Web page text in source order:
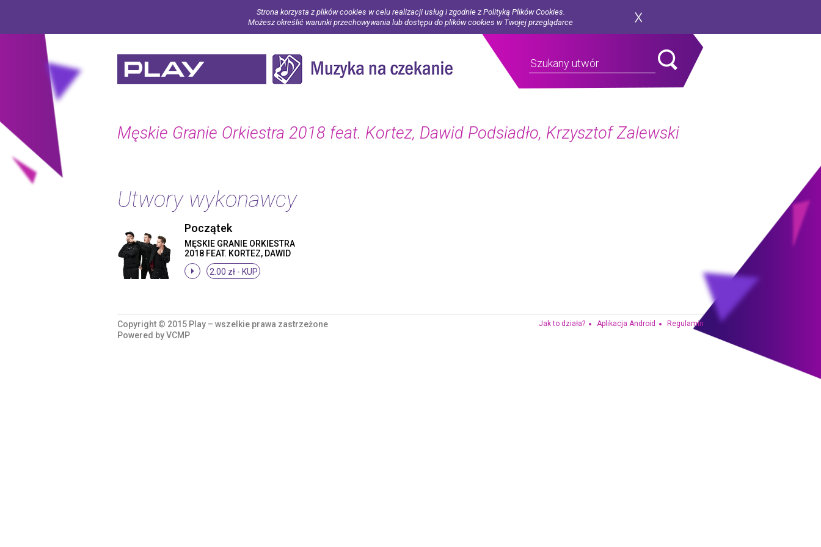
Strona korzysta z plików cookies w celu realizacji usług i zgodnie z Polityką Plików Cookies.
Możesz określić warunki przechowywania lub dostępu do plików cookies w Twojej przeglądarce
Męskie Granie Orkiestra 2018 feat. Kortez, Dawid Podsiadło, Krzysztof Zalewski
Utwory wykonawcy
Początek
MĘSKIE GRANIE ORKIESTRA
2018 FEAT. KORTEZ, DAWID
PODSIADŁO, KRZYSZTOF
ZALEWSKI2.00 zł - KUP
Copyright © 2015 Play – wszelkie prawa zastrzeżone
Powered byVCMP
Jak to działa? Aplikacja Android Regulamin